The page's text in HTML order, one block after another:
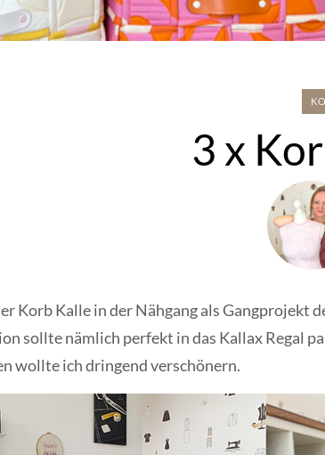
3 x
Korb Kalle in der Nähgang als
sollte nämlich perfekt in das Kallax Regal
wollte ich dringend verschönern.